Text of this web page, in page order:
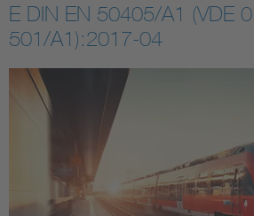
Digital Security
Energy
Industry
E DIN EN 50405/A1 (VDE
501/A1):2017-04